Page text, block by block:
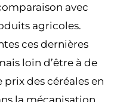
avec
agricoles.
ces dernières
loin d’être à de
prix des céréales en
la mécanisation